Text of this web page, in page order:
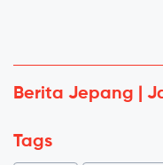
Berita Jepang |
Tags